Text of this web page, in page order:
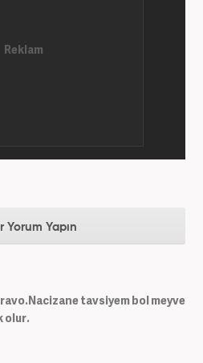
Yorum Yapın
tavsiyem bol meyve
olur.